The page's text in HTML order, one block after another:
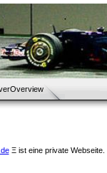
Ξ ist eine private Webseite.